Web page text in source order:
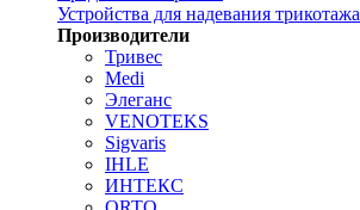
Устройства для надевания трикотажа
Производители
Тривес
Medi
Элеганс
VENOTEKS
Sigvaris
IHLE
ИНТЕКС